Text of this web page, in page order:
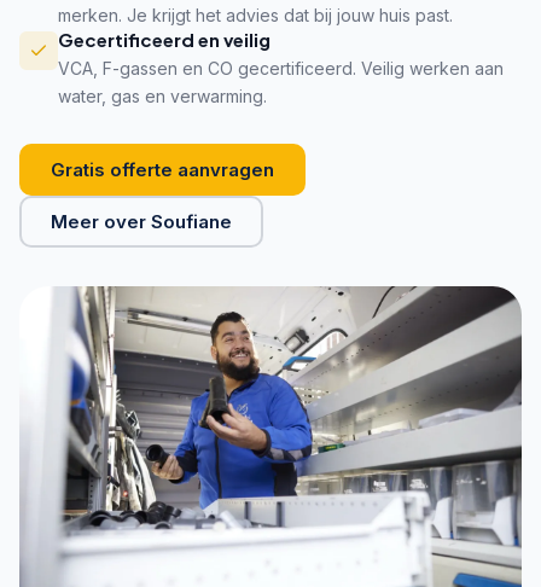
merken. Je krijgt het advies dat bij jouw huis past.
Gecertificeerd en veilig
VCA, F-gassen en CO gecertificeerd. Veilig werken aan
water, gas en verwarming.
Gratis offerte aanvragen
Meer over Soufiane